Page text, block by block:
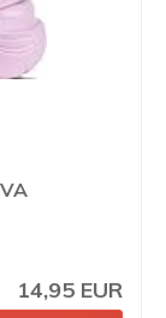
14,95 EUR